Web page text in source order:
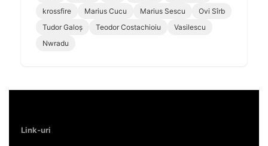
krossfire
Marius Cucu Marius Sescu
Ovi Sîrb
Tudor Galoș
Teodor Costachioiu
Vasilescu
Nwradu
Link-uri